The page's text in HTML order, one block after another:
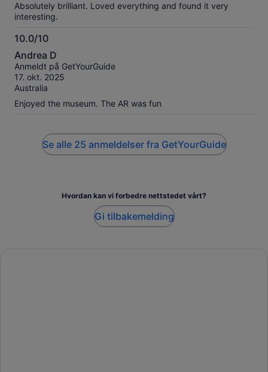
Absolutely brilliant. Loved everything and found it very
interesting.
10.0/10
10.0
av
10
Andrea D
Anmeldt på GetYourGuide
17. okt. 2025
Australia
Enjoyed the museum. The AR was fun
Se alle 25 anmeldelser fra GetYourGuide
Hvordan kan vi forbedre nettstedet vårt?
Gi tilbakemelding